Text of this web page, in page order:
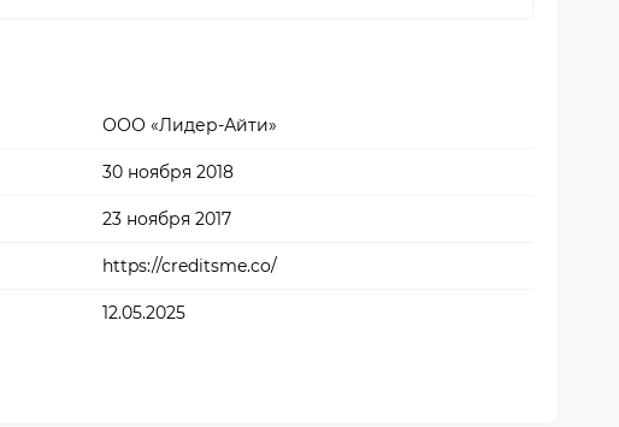
ООО «Лидер-Айти»
30 ноября 2018
23 ноября 2017
https://creditsme.co/
12.05.2025